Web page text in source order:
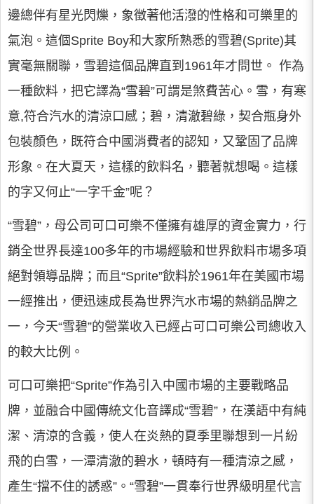
邊總伴有星光閃爍，象徵著他活潑的性格和可樂里的
氣泡。這個Sprite Boy和大家所熟悉的雪碧(Sprite)其
實毫無關聯，雪碧這個品牌直到1961年才問世。 作為
一種飲料，把它譯為“雪碧”可謂是煞費苦心。雪，有寒
意,符合汽水的清涼口感；碧，清澈碧綠，契合瓶身外
包裝顏色，既符合中國消費者的認知，又鞏固了品牌
形象。在大夏天，這樣的飲料名，聽著就想喝。這樣
的字又何止“一字千金”呢？
“雪碧”，母公司可口可樂不僅擁有雄厚的資金實力，行
銷全世界長達100多年的市場經驗和世界飲料市場多項
絕對領導品牌；而且“Sprite”飲料於1961年在美國市場
一經推出，便迅速成長為世界汽水市場的熱銷品牌之
一，今天“雪碧”的營業收入已經占可口可樂公司總收入
的較大比例。
可口可樂把“Sprite”作為引入中國市場的主要戰略品
牌，並融合中國傳統文化音譯成“雪碧”，在漢語中有純
潔、清涼的含義，使人在炎熱的夏季里聯想到一片紛
飛的白雪，一潭清澈的碧水，頓時有一種清涼之感，
產生“擋不住的誘惑”。“雪碧”一貫奉行世界級明星代言